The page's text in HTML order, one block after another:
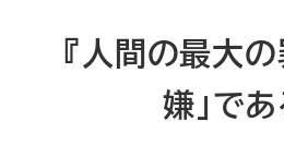
『人間の最大
嫌」であ